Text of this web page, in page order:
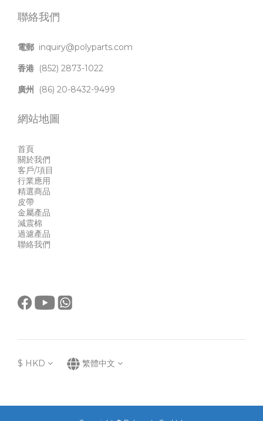
聯絡我們
電郵 inquiry@polyparts.com
香港 (852) 2873-1022
廣州
(86) 20-8432-9499
網站地圖
首頁
關於我們
客戶/項目
行業應用
精選商品
皮帶
金屬產品
減震棉
過濾產品
聯絡我們
$ HKD 繁體中文